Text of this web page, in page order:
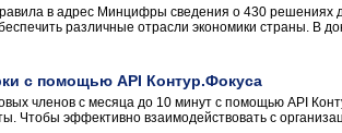
в адрес Минцифры сведения о 430 решениях
различные отрасли экономики страны. В
с помощью API Контур.Фокуса
членов с месяца до 10 минут с помощью API
Чтобы эффективно взаимодействовать с